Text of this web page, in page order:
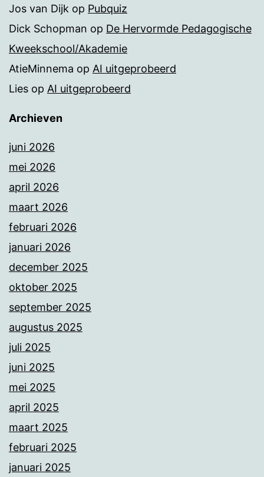
Jos van Dijk op Pubquiz
Dick Schopman op De Hervormde Pedagogische
Kweekschool/Akademie
AtieMinnema op AI uitgeprobeerd
Lies op AI uitgeprobeerd
Archieven
juni 2026
mei 2026
april 2026
maart 2026
februari 2026
januari 2026
december 2025
oktober 2025
september 2025
augustus 2025
juli 2025
juni 2025
mei 2025
april 2025
maart 2025
februari 2025
januari 2025